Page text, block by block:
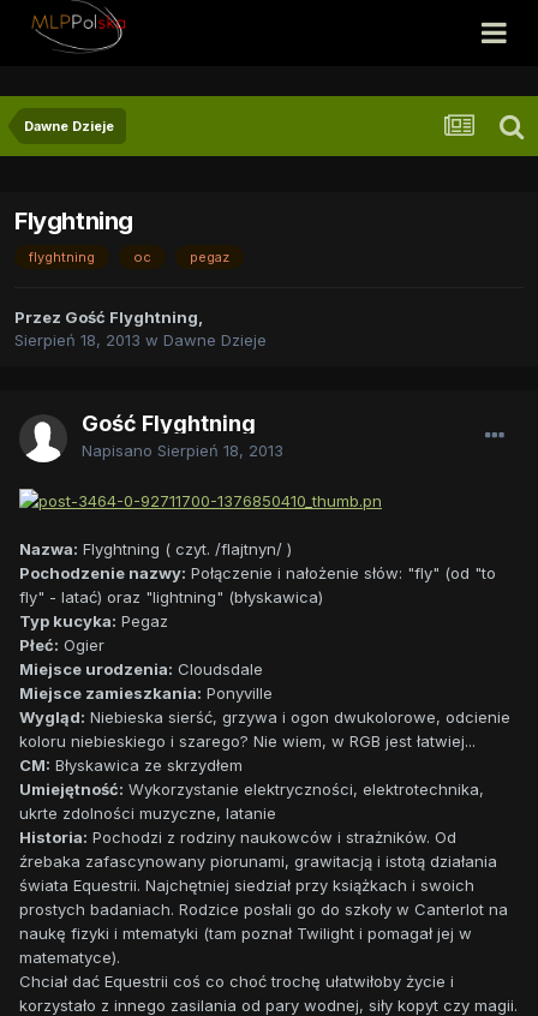
Dawne Dzieje
Flyghtning
flyghtning oc pegaz
Przez Gość Flyghtning,
Sierpień 18, 2013 w Dawne Dzieje
Gość Flyghtning
Napisano Sierpień 18, 2013
Nazwa: Flyghtning ( czyt. /flajtnyn/ )
Pochodzenie nazwy: Połączenie i nałożenie słów: "fly" (od "to
fly" - latać) oraz "lightning" (błyskawica)
Typ kucyka: Pegaz
Płeć: Ogier
Miejsce urodzenia: Cloudsdale
Miejsce zamieszkania: Ponyville
Wygląd: Niebieska sierść, grzywa i ogon dwukolorowe, odcienie
koloru niebieskiego i szarego? Nie wiem, w RGB jest łatwiej...
CM: Błyskawica ze skrzydłem
Umiejętność: Wykorzystanie elektryczności, elektrotechnika,
ukrte zdolności muzyczne, latanie
Historia: Pochodzi z rodziny naukowców i strażników. Od
źrebaka zafascynowany piorunami, grawitacją i istotą działania
świata Equestrii. Najchętniej siedział przy książkach i swoich
prostych badaniach. Rodzice posłali go do szkoły w Canterlot na
naukę fizyki i mtematyki (tam poznał Twilight i pomagał jej w
matematyce).
Chciał dać Equestrii coś co choć trochę ułatwiłoby życie i
korzystało z innego zasilania od pary wodnej, siły kopyt czy magii.